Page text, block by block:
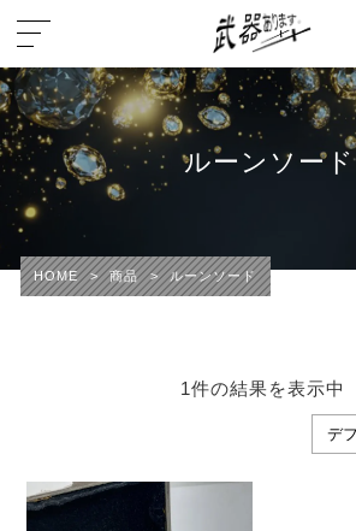
ルーンソード
HOME > 商品 > ルーンソード
1件の結果を表示中